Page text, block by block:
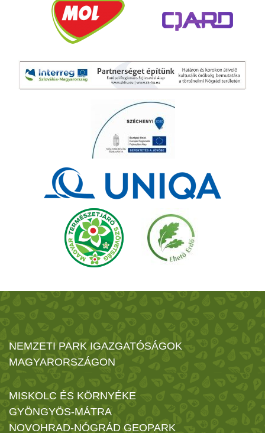
NEMZETI PARK IGAZGATÓSÁGOK
MAGYARORSZÁGON
MISKOLC ÉS KÖRNYÉKE
GYÖNGYÖS-MÁTRA
NOVOHRAD-NÓGRÁD GEOPARK